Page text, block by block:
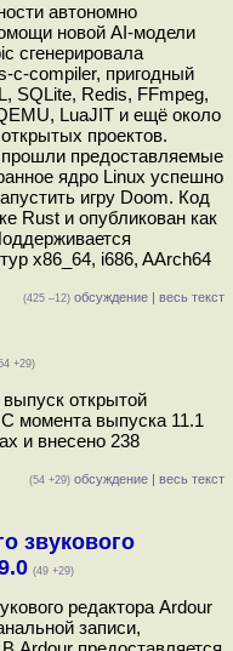
автономно
новой AI-модели
сгенерировала
c-compiler, пригодный
SQLite, Redis, FFmpeg,
LuaJIT и ещё около
проектов.
предоставляемые
ядро Linux успешно
игру Doom. Код
Rust и опубликован как
x86_64, i686, AArch64
(425 –12) обсуждение | весь текст
+29)
открытой
момента выпуска 11.1
и внесено 238
(54 +29) обсуждение | весь текст
звукового
(49 +29)
редактора Ardour
записи,